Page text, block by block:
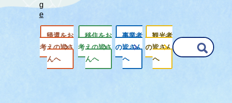
g
e
帰還をお
考えの皆さ
んへ
移住をお
考えの皆さ
んへ
事業者
の皆さん
へ
観光者
の皆さん
へ
G
o